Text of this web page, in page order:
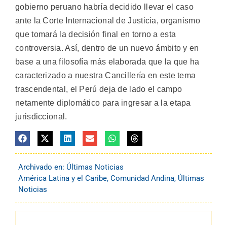
gobierno peruano habría decidido llevar el caso
ante la Corte Internacional de Justicia, organismo
que tomará la decisión final en torno a esta
controversia. Así, dentro de un nuevo ámbito y en
base a una filosofía más elaborada que la que ha
caracterizado a nuestra Cancillería en este tema
trascendental, el Perú deja de lado el campo
netamente diplomático para ingresar a la etapa
jurisdiccional.
Archivado en: Últimas Noticias
América Latina y el Caribe, Comunidad Andina, Últimas
Noticias